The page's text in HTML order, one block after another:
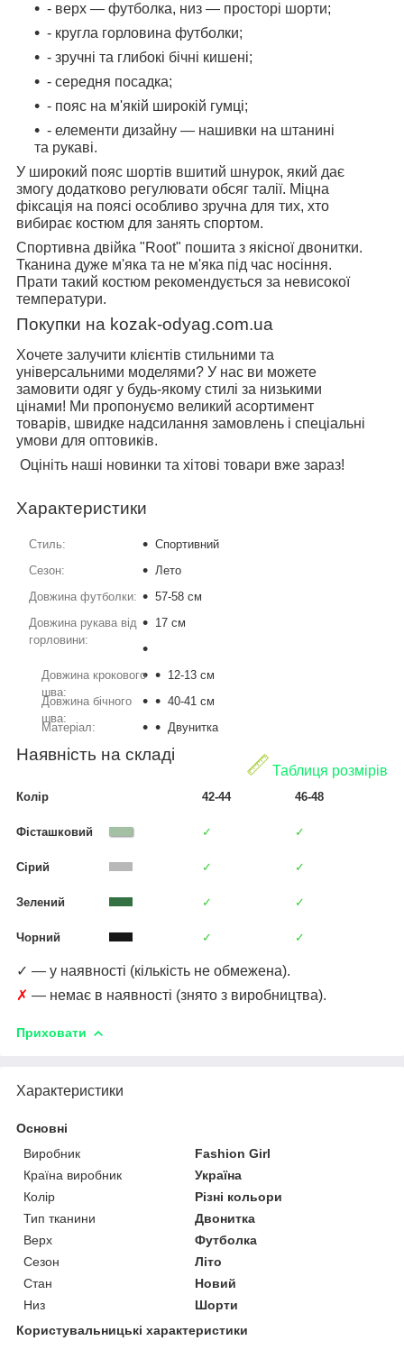
- верх — футболка, низ — просторі шорти;
- кругла горловина футболки;
- зручні та глибокі бічні кишені;
- середня посадка;
- пояс на м'якій широкій гумці;
- елементи дизайну — нашивки на штанині
та рукаві.
У широкий пояс шортів вшитий шнурок, який дає
змогу додатково регулювати обсяг талії. Міцна
фіксація на поясі особливо зручна для тих, хто
вибирає костюм для занять спортом.
Спортивна двійка "Root" пошита з якісної двонитки.
Тканина дуже м'яка та не м'яка під час носіння.
Прати такий костюм рекомендується за невисокої
температури.
Покупки на kozak-odyag.com.ua
Хочете залучити клієнтів стильними та
універсальними моделями? У нас ви можете
замовити одяг у будь-якому стилі за низькими
цінами! Ми пропонуємо великий асортимент
товарів, швидке надсилання замовлень і спеціальні
умови для оптовиків.
Оцініть наші новинки та хітові товари вже зараз!
Характеристики
Стиль:
Спортивний
Сезон:
Лето
Довжина футболки:
57-58 см
Довжина рукава від
горловини:
17 см
Довжина крокового
шва:
12-13 см
Довжина бічного
шва:
40-41 см
Матеріал:
Двунитка
Таблиця розмірів
Наявність на складі
Колір 42-44 46-48
Фісташковий ✓ ✓
Сірий ✓ ✓
Зелений ✓ ✓
Чорний ✓ ✓
✓ — у наявності (кількість не обмежена).
✗ — немає в наявності (знято з виробництва).
Приховати
Характеристики
Основні
Виробник
Fashion Girl
Країна виробник
Україна
Колір
Різні кольори
Тип тканини
Двонитка
Верх
Футболка
Сезон
Літо
Стан
Новий
Низ
Шорти
Користувальницькі характеристики